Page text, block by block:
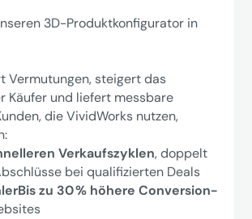
3D-Produktkonfigurator in
Vermutungen, steigert das
Käufer und liefert messbare
die VividWorks nutzen,
Verkaufszyklen, doppelt
bei qualifizierten Deals
zu 30 % höhere Conversion-